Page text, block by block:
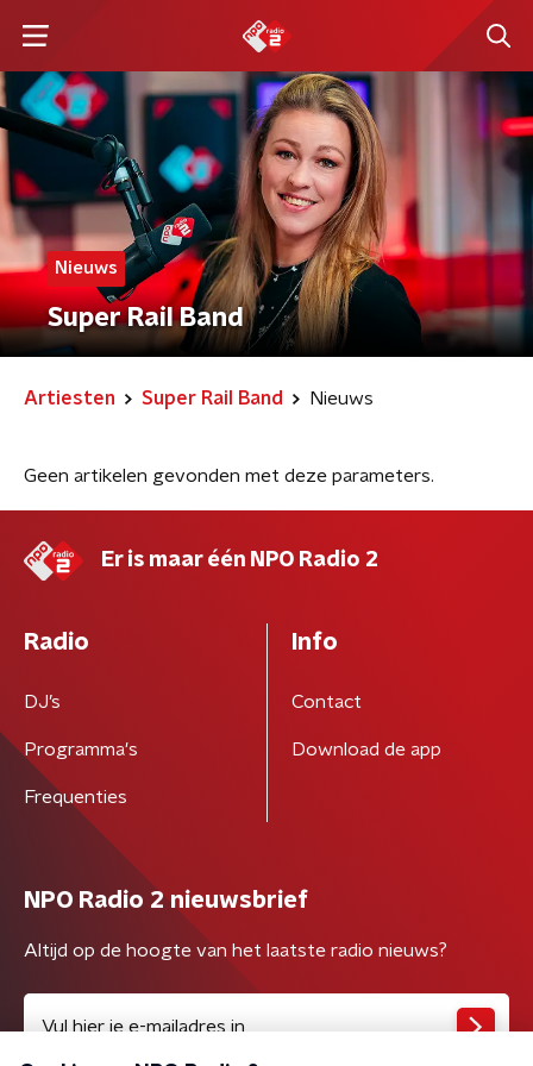
Nieuws
Super Rail Band
Artiesten Super Rail Band Nieuws
Geen artikelen gevonden met deze parameters.
Er is maar één NPO Radio 2
Radio
DJ’s
Programma's
Frequenties
Info
Contact
Download de app
NPO Radio 2 nieuwsbrief
Altijd op de hoogte van het laatste radio nieuws?